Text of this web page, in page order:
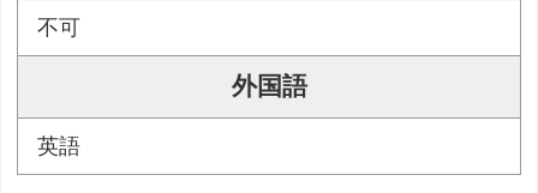
不可
外国語
英語